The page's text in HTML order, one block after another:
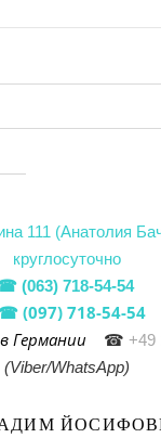
111 (Анатолия
круглосуточно
(063) 718-54-54
(097) 718-54-54
Германии
☎ +49
(Viber/WhatsApp)